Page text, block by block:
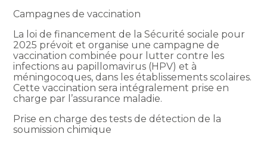
Campagnes de vaccination
La loi de financement de la Sécurité sociale pour
2025 prévoit et organise une campagne de
vaccination combinée pour lutter contre les
infections au papillomavirus (HPV) et à
méningocoques, dans les établissements scolaires.
Cette vaccination sera intégralement prise en
charge par l’assurance maladie.
Prise en charge des tests de détection de la
soumission chimique